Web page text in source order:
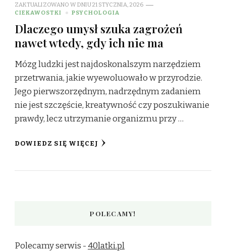
ZAKTUALIZOWANO W DNIU21 STYCZNIA, 2026
CIEKAWOSTKI
PSYCHOLOGIA
Dlaczego umysł szuka zagrożeń
nawet wtedy, gdy ich nie ma
Mózg ludzki jest najdoskonalszym narzędziem
przetrwania, jakie wyewoluowało w przyrodzie.
Jego pierwszorzędnym, nadrzędnym zadaniem
nie jest szczęście, kreatywność czy poszukiwanie
prawdy, lecz utrzymanie organizmu przy …
DOWIEDZ SIĘ WIĘCEJ
POLECAMY!
Polecamy serwis -40latki.pl